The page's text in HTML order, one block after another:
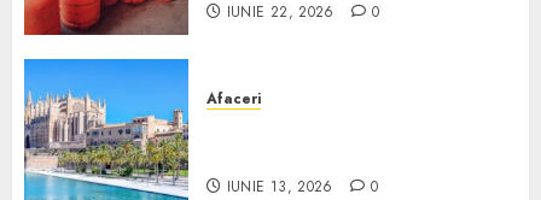
IUNIE 22, 2026 0
Afaceri
IUNIE 13, 2026 0